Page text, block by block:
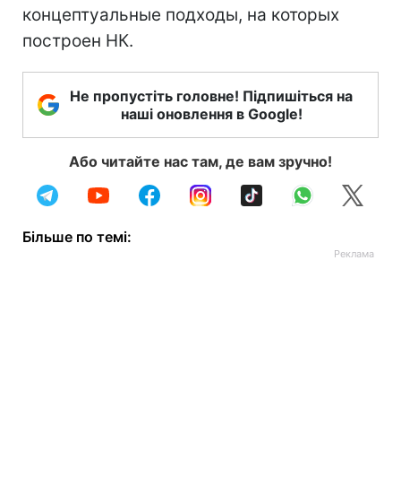
концептуальные подходы, на которых
построен НК.
Не пропустіть головне! Підпишіться на
наші оновлення в Google!
Або читайте нас там, де вам зручно!
Більше по темі: